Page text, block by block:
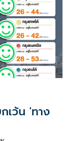
เว้น 'ทาง